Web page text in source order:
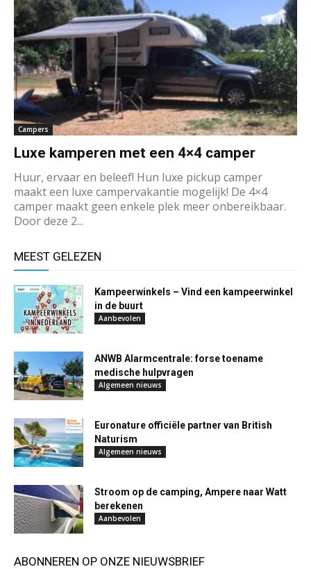
Campers
Luxe kamperen met een 4×4 camper
Huur, ervaar en beleef! Hun luxe pickup camper
maakt een luxe campervakantie mogelijk! De 4×4
camper maakt geen enkele plek meer onbereikbaar.
Door deze 2...
MEEST GELEZEN
Kampeerwinkels – Vind een kampeerwinkel
in de buurt
Aanbevolen
ANWB Alarmcentrale: forse toename
medische hulpvragen
Algemeen nieuws
Euronature officiële partner van British
Naturism
Algemeen nieuws
Stroom op de camping, Ampere naar Watt
berekenen
Aanbevolen
ABONNEREN OP ONZE NIEUWSBRIEF